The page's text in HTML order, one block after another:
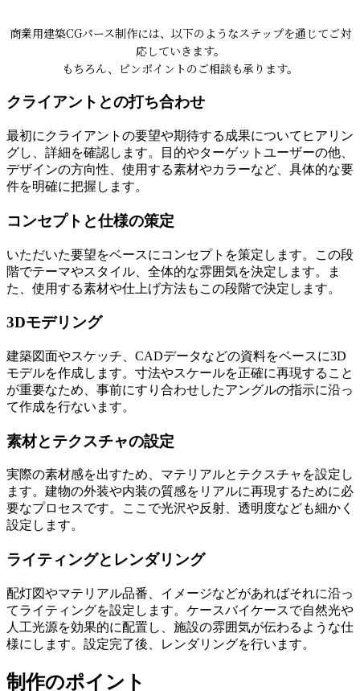
商業用建築CGパース制作には、以下のようなステップを通じてご対
応していきます。
もちろん、ピンポイントのご相談も承ります。
クライアントとの打ち合わせ
最初にクライアントの要望や期待する成果についてヒアリン
グし、詳細を確認します。目的やターゲットユーザーの他、
デザインの方向性、使用する素材やカラーなど、具体的な要
件を明確に把握します。
コンセプトと仕様の策定
いただいた要望をベースにコンセプトを策定します。この段
階でテーマやスタイル、全体的な雰囲気を決定します。ま
た、使用する素材や仕上げ方法もこの段階で決定します。
3Dモデリング
建築図面やスケッチ、CADデータなどの資料をベースに3D
モデルを作成します。寸法やスケールを正確に再現すること
が重要なため、事前にすり合わせしたアングルの指示に沿っ
て作成を行ないます。
素材とテクスチャの設定
実際の素材感を出すため、マテリアルとテクスチャを設定し
ます。建物の外装や内装の質感をリアルに再現するために必
要なプロセスです。ここで光沢や反射、透明度なども細かく
設定します。
ライティングとレンダリング
配灯図やマテリアル品番、イメージなどがあればそれに沿っ
てライティングを設定します。ケースバイケースで自然光や
人工光源を効果的に配置し、施設の雰囲気が伝わるような仕
様にします。設定完了後、レンダリングを行います。
制作のポイント